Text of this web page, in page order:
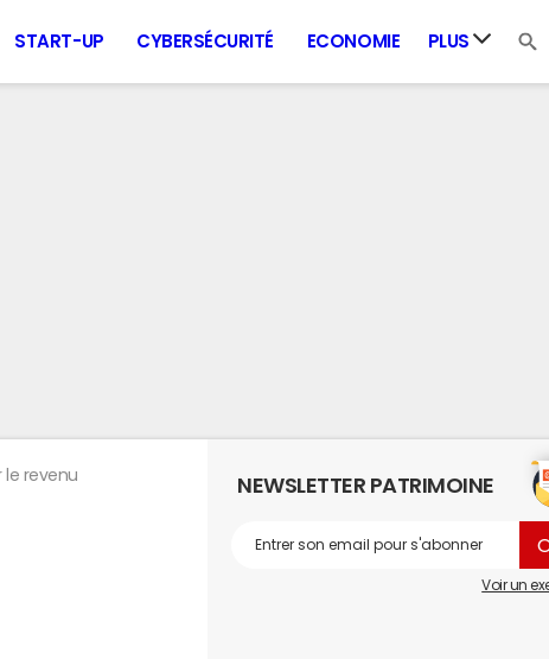
START-UP CYBERSÉCURITÉ ECONOMIE PLUS
le revenu NEWSLETTER PATRIMOINE
Voir un